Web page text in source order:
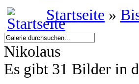
Startseite »
Nikolaus
Es gibt 31 Bilder in